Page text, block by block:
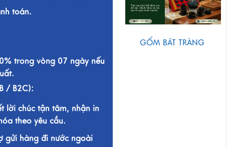
toán.
trong vòng 07 ngày nếu
/ B2C):
lời chúc tận tâm, nhận in
theo yêu cầu.
gửi hàng đi nước ngoài
GỐM BÁT TRÀNG